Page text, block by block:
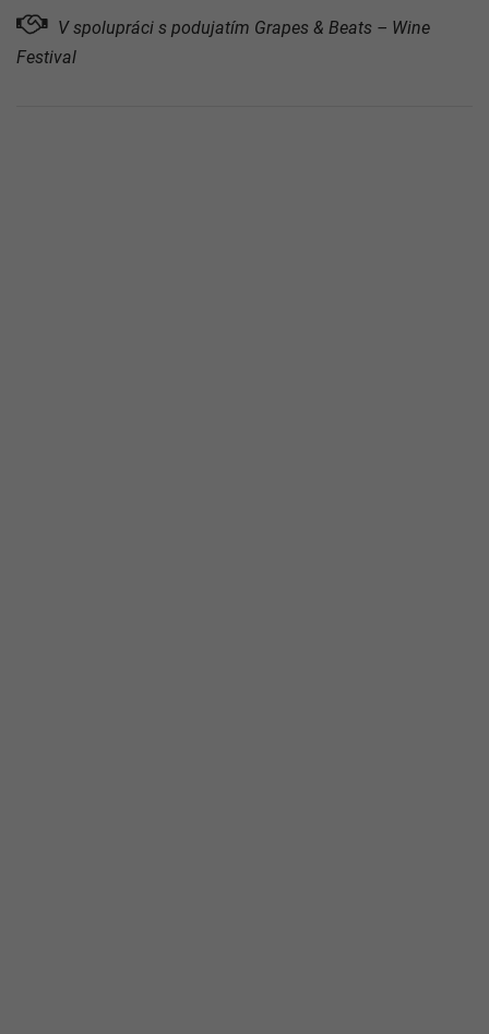
V spolupráci s podujatím Grapes & Beats – Wine
Festival